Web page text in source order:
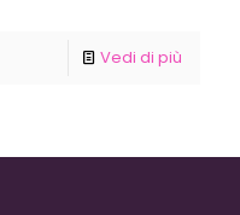
Vedi di più